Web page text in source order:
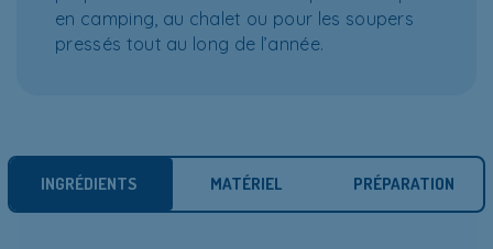
en camping, au chalet ou pour les soupers
pressés tout au long de l’année.
INGRÉDIENTS MATÉRIEL PRÉPARATION